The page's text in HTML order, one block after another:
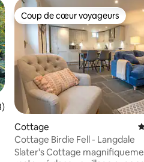
4,95 sur 5
sur la base de 238
Coup de cœur voyageurs
Coup de cœur voyageurs
Cottage
Cottage Birdie Fell - Langdale
Slater's Cottage